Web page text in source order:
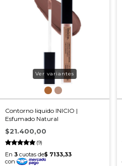
Contorno liquido INICIO |
Esfumado Natural
(9)
$21.400,00
Ver variantes